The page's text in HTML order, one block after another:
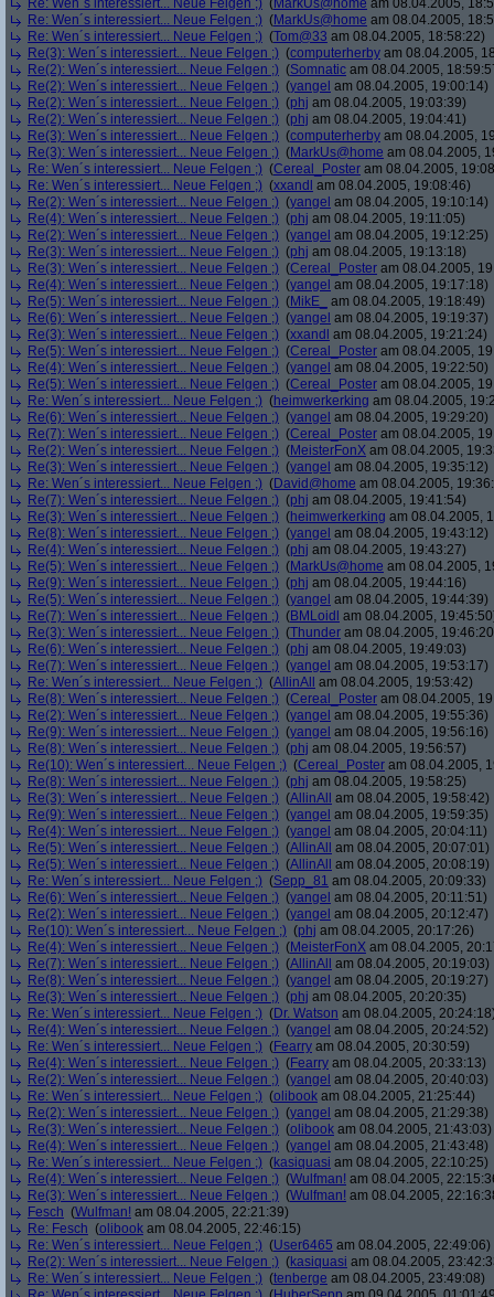
Re: Wen´s interessiert... Neue Felgen ;) (MarkUs@home am 08.04.2005,
Re: Wen´s interessiert... Neue Felgen ;) (MarkUs@home am 08.04.2005,
Re: Wen´s interessiert... Neue Felgen ;) (Tom@33 am 08.04.2005, 18:58:22)
Re(3): Wen´s interessiert... Neue Felgen ;) (computerherby am 08.04.2005,
Re(2): Wen´s interessiert... Neue Felgen ;) (Somnatic am 08.04.2005,
Re(2): Wen´s interessiert... Neue Felgen ;) (yangel am 08.04.2005, 19:00:14)
Re(2): Wen´s interessiert... Neue Felgen ;) (phj am 08.04.2005, 19:03:39)
Re(2): Wen´s interessiert... Neue Felgen ;) (phj am 08.04.2005, 19:04:41)
Re(3): Wen´s interessiert... Neue Felgen ;) (computerherby am 08.04.2005,
Re(3): Wen´s interessiert... Neue Felgen ;) (MarkUs@home am 08.04.2005,
Re: Wen´s interessiert... Neue Felgen ;) (Cereal_Poster am 08.04.2005,
Re: Wen´s interessiert... Neue Felgen ;) (xxandl am 08.04.2005, 19:08:46)
Re(2): Wen´s interessiert... Neue Felgen ;) (yangel am 08.04.2005, 19:10:14)
Re(4): Wen´s interessiert... Neue Felgen ;) (phj am 08.04.2005, 19:11:05)
Re(2): Wen´s interessiert... Neue Felgen ;) (yangel am 08.04.2005, 19:12:25)
Re(3): Wen´s interessiert... Neue Felgen ;) (phj am 08.04.2005, 19:13:18)
Re(3): Wen´s interessiert... Neue Felgen ;) (Cereal_Poster am 08.04.2005,
Re(4): Wen´s interessiert... Neue Felgen ;) (yangel am 08.04.2005, 19:17:18)
Re(5): Wen´s interessiert... Neue Felgen ;) (MikE_
am 08.04.2005, 19:18:49)
Re(6): Wen´s interessiert... Neue Felgen ;) (yangel am 08.04.2005, 19:19:37)
Re(3): Wen´s interessiert... Neue Felgen ;) (xxandl am 08.04.2005, 19:21:24)
Re(5): Wen´s interessiert... Neue Felgen ;) (Cereal_Poster am 08.04.2005,
Re(4): Wen´s interessiert... Neue Felgen ;) (yangel am 08.04.2005, 19:22:50)
Re(5): Wen´s interessiert... Neue Felgen ;) (Cereal_Poster am 08.04.2005,
Re: Wen´s interessiert... Neue Felgen ;) (heimwerkerking am 08.04.2005,
Re(6): Wen´s interessiert... Neue Felgen ;) (yangel am 08.04.2005, 19:29:20)
Re(7): Wen´s interessiert... Neue Felgen ;) (Cereal_Poster am 08.04.2005,
Re(2): Wen´s interessiert... Neue Felgen ;) (MeisterFonX am 08.04.2005,
Re(3): Wen´s interessiert... Neue Felgen ;) (yangel am 08.04.2005, 19:35:12)
Re: Wen´s interessiert... Neue Felgen ;) (David@home am 08.04.2005,
Re(7): Wen´s interessiert... Neue Felgen ;) (phj am 08.04.2005, 19:41:54)
Re(3): Wen´s interessiert... Neue Felgen ;) (heimwerkerking am 08.04.2005,
Re(8): Wen´s interessiert... Neue Felgen ;) (yangel am 08.04.2005, 19:43:12)
Re(4): Wen´s interessiert... Neue Felgen ;) (phj am 08.04.2005, 19:43:27)
Re(5): Wen´s interessiert... Neue Felgen ;) (MarkUs@home am 08.04.2005,
Re(9): Wen´s interessiert... Neue Felgen ;) (phj am 08.04.2005, 19:44:16)
Re(5): Wen´s interessiert... Neue Felgen ;) (yangel am 08.04.2005, 19:44:39)
Re(7): Wen´s interessiert... Neue Felgen ;) (BMLoidl am 08.04.2005,
Re(3): Wen´s interessiert... Neue Felgen ;) (Thunder am 08.04.2005,
Re(6): Wen´s interessiert... Neue Felgen ;) (phj am 08.04.2005, 19:49:03)
Re(7): Wen´s interessiert... Neue Felgen ;) (yangel am 08.04.2005, 19:53:17)
Re: Wen´s interessiert... Neue Felgen ;) (AllinAll
am 08.04.2005, 19:53:42)
Re(8): Wen´s interessiert... Neue Felgen ;) (Cereal_Poster am 08.04.2005,
Re(2): Wen´s interessiert... Neue Felgen ;) (yangel am 08.04.2005, 19:55:36)
Re(9): Wen´s interessiert... Neue Felgen ;) (yangel am 08.04.2005, 19:56:16)
Re(8): Wen´s interessiert... Neue Felgen ;) (phj am 08.04.2005, 19:56:57)
Re(10): Wen´s interessiert... Neue Felgen ;) (Cereal_Poster am 08.04.2005,
Re(8): Wen´s interessiert... Neue Felgen ;) (phj am 08.04.2005, 19:58:25)
Re(3): Wen´s interessiert... Neue Felgen ;) (AllinAll
am 08.04.2005, 19:58:42)
Re(9): Wen´s interessiert... Neue Felgen ;) (yangel am 08.04.2005, 19:59:35)
Re(4): Wen´s interessiert... Neue Felgen ;) (yangel am 08.04.2005, 20:04:11)
Re(5): Wen´s interessiert... Neue Felgen ;) (AllinAll
am 08.04.2005, 20:07:01)
Re(5): Wen´s interessiert... Neue Felgen ;) (AllinAll
am 08.04.2005, 20:08:19)
Re: Wen´s interessiert... Neue Felgen ;) (Sepp_81 am 08.04.2005, 20:09:33)
Re(6): Wen´s interessiert... Neue Felgen ;) (yangel am 08.04.2005, 20:11:51)
Re(2): Wen´s interessiert... Neue Felgen ;) (yangel am 08.04.2005, 20:12:47)
Re(10): Wen´s interessiert... Neue Felgen ;) (phj am 08.04.2005, 20:17:26)
Re(4): Wen´s interessiert... Neue Felgen ;) (MeisterFonX am 08.04.2005,
Re(7): Wen´s interessiert... Neue Felgen ;) (AllinAll
am 08.04.2005, 20:19:03)
Re(8): Wen´s interessiert... Neue Felgen ;) (yangel am 08.04.2005, 20:19:27)
Re(3): Wen´s interessiert... Neue Felgen ;) (phj am 08.04.2005, 20:20:35)
Re: Wen´s interessiert... Neue Felgen ;) (Dr. Watson am 08.04.2005,
Re(4): Wen´s interessiert... Neue Felgen ;) (yangel am 08.04.2005, 20:24:52)
Re: Wen´s interessiert... Neue Felgen ;) (Fearry am 08.04.2005, 20:30:59)
Re(4): Wen´s interessiert... Neue Felgen ;) (Fearry am 08.04.2005, 20:33:13)
Re(2): Wen´s interessiert... Neue Felgen ;) (yangel am 08.04.2005, 20:40:03)
Re: Wen´s interessiert... Neue Felgen ;) (olibook am 08.04.2005, 21:25:44)
Re(2): Wen´s interessiert... Neue Felgen ;) (yangel am 08.04.2005, 21:29:38)
Re(3): Wen´s interessiert... Neue Felgen ;) (olibook am 08.04.2005, 21:43:03)
Re(4): Wen´s interessiert... Neue Felgen ;) (yangel am 08.04.2005, 21:43:48)
Re: Wen´s interessiert... Neue Felgen ;) (kasiquasi am 08.04.2005, 22:10:25)
Re(4): Wen´s interessiert... Neue Felgen ;) (Wulfman! am 08.04.2005,
Re(3): Wen´s interessiert... Neue Felgen ;) (Wulfman! am 08.04.2005,
Fesch (Wulfman! am 08.04.2005, 22:21:39)
Re: Fesch (olibook am 08.04.2005, 22:46:15)
Re: Wen´s interessiert... Neue Felgen ;) (User6465 am 08.04.2005, 22:49:06)
Re(2): Wen´s interessiert... Neue Felgen ;) (kasiquasi am 08.04.2005,
Re: Wen´s interessiert... Neue Felgen ;) (tenberge am 08.04.2005, 23:49:08)